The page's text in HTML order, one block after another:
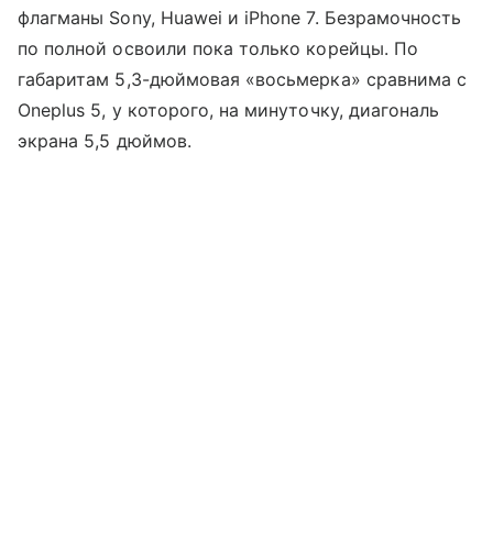
флагманы Sony, Huawei и iPhone 7. Безрамочность
по полной освоили пока только корейцы. По
габаритам 5,3-дюймовая «восьмерка» сравнима с
Oneplus 5, у которого, на минуточку, диагональ
экрана 5,5 дюймов.